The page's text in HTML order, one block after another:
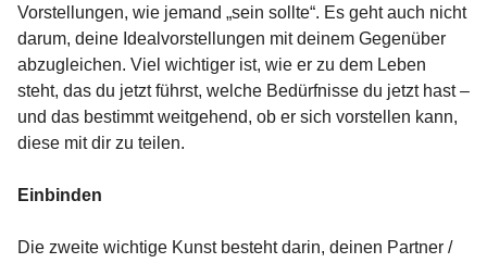
Vorstellungen, wie jemand „sein sollte“. Es geht auch nicht
darum, deine Idealvorstellungen mit deinem Gegenüber
abzugleichen. Viel wichtiger ist, wie er zu dem Leben
steht, das du jetzt führst, welche Bedürfnisse du jetzt hast –
und das bestimmt weitgehend, ob er sich vorstellen kann,
diese mit dir zu teilen.
Einbinden
Die zweite wichtige Kunst besteht darin, deinen Partner /